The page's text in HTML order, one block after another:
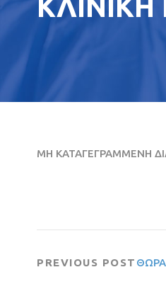
ΜΗ ΚΑΤΑΓΕΓΡΑΜΜΕΝΗ
PREVIOUS POST